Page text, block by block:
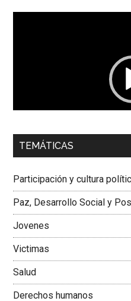
00:00
Dra. Carolina Corcho Mejía,
Colombiana
TEMÁTICAS
Participación y cultura
Paz, Desarrollo Social y
Jovenes
Victimas
Salud
Derechos humanos